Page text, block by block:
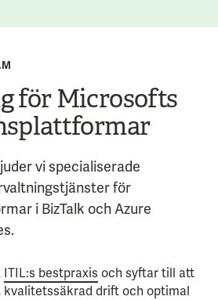
för Microsofts
vi specialiserade
för
i BizTalk och Azure
ITIL:s bestpraxis och syftar till att
kvalitetssäkrad drift och optimal